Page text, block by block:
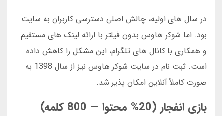
در سال های اولیه، چالش اصلی دسترسی کاربران به سایت
بود. اما شوکر هاوس بدون فیلتر با ارائه لینک های مستقیم
و همکاری با کانال های تلگرام، این مشکل را کاهش داده
است. ثبت نام در سایت شوکر هاوس نیز از سال 1398 به
صورت کاملاً آنلاین امکان پذیر شد.
بازی انفجار (20% محتوا — 800 کلمه)